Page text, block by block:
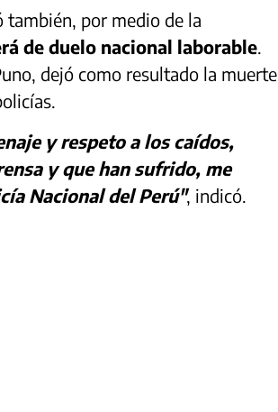
también, por medio de la
de duelo nacional laborable.
dejó como resultado la muerte
y respeto a los caídos,
y que han sufrido, me
Nacional del Perú", indicó.